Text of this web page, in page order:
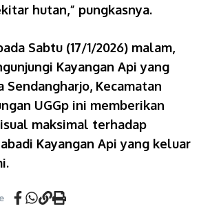
hutan,” pungkasnya.
Sabtu (17/1/2026) malam,
Kayangan Api yang
Sendangharjo, Kecamatan
UGGp ini memberikan
maksimal terhadap
Kayangan Api yang keluar